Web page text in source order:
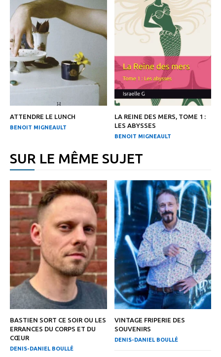
ATTENDRE LE LUNCH
BENOIT MIGNEAULT
LA REINE DES MERS, TOME 1 :
LES ABYSSES
BENOIT MIGNEAULT
SUR LE MÊME SUJET
BASTIEN SORT CE SOIR OU LES
ERRANCES DU CORPS ET DU
CŒUR
DENIS-DANIEL BOULLÉ
VINTAGE FRIPERIE DES
SOUVENIRS
DENIS-DANIEL BOULLÉ